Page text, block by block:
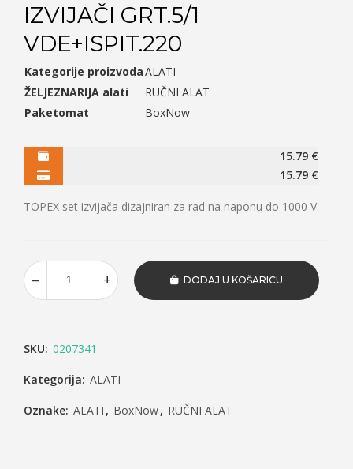
IZVIJAČI GRT.5/1
VDE+ISPIT.220
Kategorije proizvodaALATI
ŽELJEZNARIJA alati
RUČNI ALAT
Paketomat
BoxNow
15.79 €
15.79 €
TOPEX set izvijača dizajniran za rad na naponu do 1000 V.
DODAJ U KOŠARICU
SKU: 0207341
Kategorija: ALATI
Oznake: ALATI , BoxNow, RUČNI ALAT